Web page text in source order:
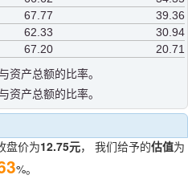
67.77
39.36
62.33
30.94
67.20
20.71
资产总额的比率。
资产总额的比率。
盘价为12.75元， 我们给予的估值为
%。